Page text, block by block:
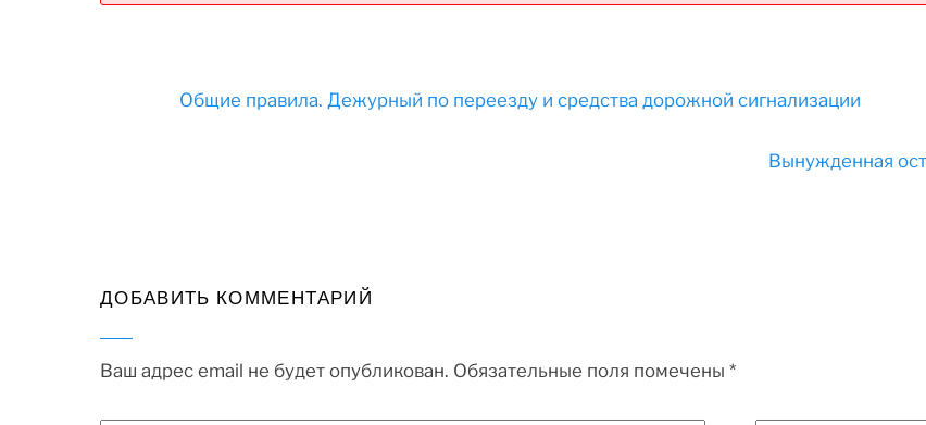
Общие правила. Дежурный по переезду и средства дорожной сигнализации
Вынужденная
ДОБАВИТЬ КОММЕНТАРИЙ
Ваш адрес email не будет опубликован. Обязательные поля помечены *